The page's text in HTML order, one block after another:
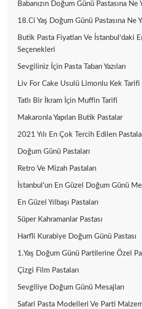
Babanızın Doğum Günü Pastasına Ne
18.ci Yaş Doğum Günü Pastasına Ne
Butik Pasta Fiyatları Ve İstanbul'daki
Seçenekleri
Sevgiliniz İçin Pasta Taban Yazıları
Liv For Cake Usulü Limonlu Kek Tarifi
Tatlı Bir İkram İçin Muffin Tarifi
Makaronla Yapılan Butik Pastalar
2021 Yılı En Çok Tercih Edilen
Doğum Günü Pastaları
Retro Ve Mizah Pastaları
İstanbul'un En Güzel Doğum Günü
En Güzel Yılbaşı Pastaları
Süper Kahramanlar Pastası
Harfli Kurabiye Doğum Günü Pastası
1.Yaş Doğum Günü Partilerine Özel
Çizgi Film Pastaları
Sevgiliye Doğum Günü Mesajları
Safari Pasta Modelleri Ve Parti